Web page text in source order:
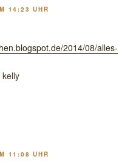
14:23 UHR
2014/08/alles-
11:08 UHR